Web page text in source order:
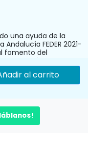
una ayuda de la
FEDER 2021-
fomento del
comerciales y
fijos (reforma y
al carrito